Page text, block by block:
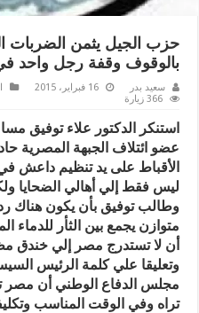
حزب الجيل يثمن الضربات
بالوقوف وقفة رجل واحد
سعيد بدر 16 فبراير، 2015
366 زيارة
استنكر الدكتور علاء توفيق
الأقباط على يد تنظيم داعش
ليس فقط إلي أهالي الضحايا
وطالب توفيق بأن يكون هناك
متوازن يجمع بين الثأر للدماء
أن لا تستدرج مصر إلي خندق
وتعليقا علي كلمة الرئيس
مجلس الدفاع الوطني أن مصر
تراه وفي الوقت المناسب